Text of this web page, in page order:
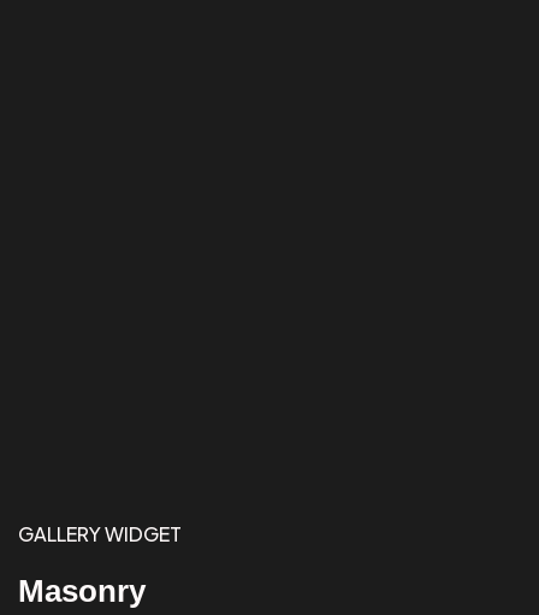
GALLERY WIDGET
Masonry